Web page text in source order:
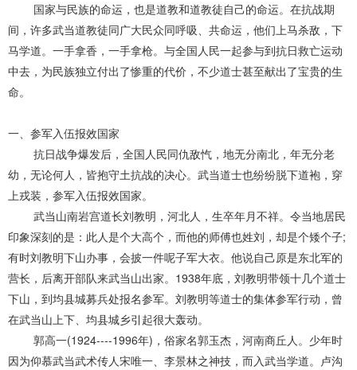
国家与民族的命运，也是道教和道教徒自己的命运。在抗战期
间，许多武当道教徒同广大民众同呼吸、共命运，他们上马杀敌，下
马学道。一手拿香，一手拿枪。与全国人民一起参与到抗日救亡运动
中去，为民族独立付出了惨重的代价，不少道士甚至献出了宝贵的生
命。
一、参军入伍报效国家
抗日战争爆发后，全国人民同仇敌忾，地无分南北，年无分老
幼，无论何人，皆抱守土抗战的决心。武当道士也纷纷脱下道袍，穿
上戎装，参军入伍报效国家。
武当山南岩宫道长刘教明，河北人，生卒年月不祥。令当地居民
印象深刻的是：此人是个大高个，而他的师傅也姓刘，却是个矮个子;
有时刘教明下山办事，会披一件呢子军大衣。他说自己原是东北军的
营长，后离开部队来武当山出家。1938年底，刘教明带领十几个道士
下山，到均县城募兵处报名参军。刘教明等道士的集体参军行动，曾
在武当山上下、均县城乡引起很大轰动。
郭高一(1924----1996年)，俗家名郭玉杰，河南商丘人。少年时
因为仰慕武当武术传人宋唯一、李景林之神技，而入武当学道。卢沟